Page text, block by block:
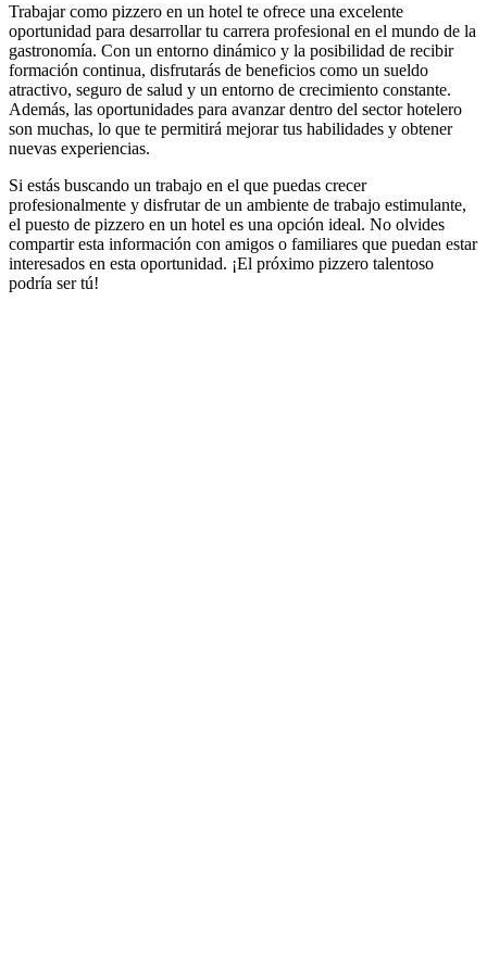
Trabajar como pizzero en un hotel te ofrece una excelente
oportunidad para desarrollar tu carrera profesional en el mundo de la
gastronomía. Con un entorno dinámico y la posibilidad de recibir
formación continua, disfrutarás de beneficios como un sueldo
atractivo, seguro de salud y un entorno de crecimiento constante.
Además, las oportunidades para avanzar dentro del sector hotelero
son muchas, lo que te permitirá mejorar tus habilidades y obtener
nuevas experiencias.
Si estás buscando un trabajo en el que puedas crecer
profesionalmente y disfrutar de un ambiente de trabajo estimulante,
el puesto de pizzero en un hotel es una opción ideal. No olvides
compartir esta información con amigos o familiares que puedan estar
interesados en esta oportunidad. ¡El próximo pizzero talentoso
podría ser tú!